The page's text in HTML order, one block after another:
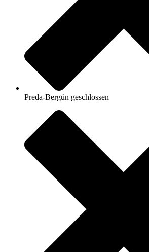
Preda-Bergün geschlossen